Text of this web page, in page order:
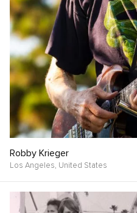
Robby Krieger
Los Angeles, United States